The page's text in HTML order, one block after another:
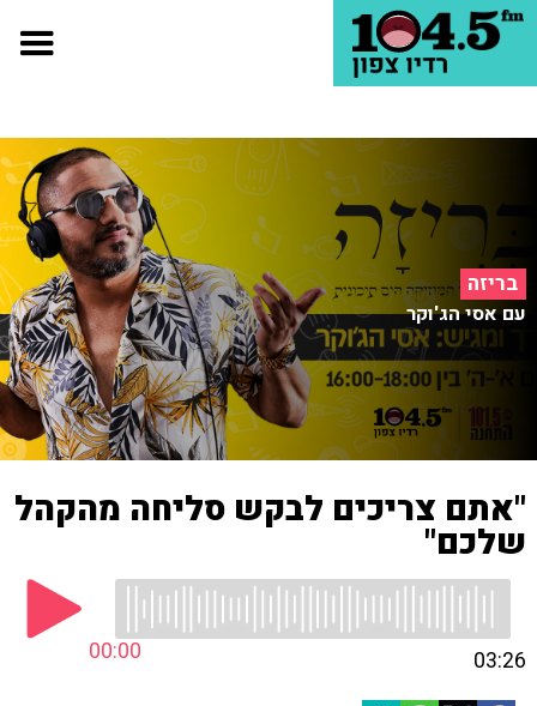
בריזה
עם אסי הג'וקר
"אתם צריכים לבקש סליחה מהקהל
שלכם"
00:00 03:26